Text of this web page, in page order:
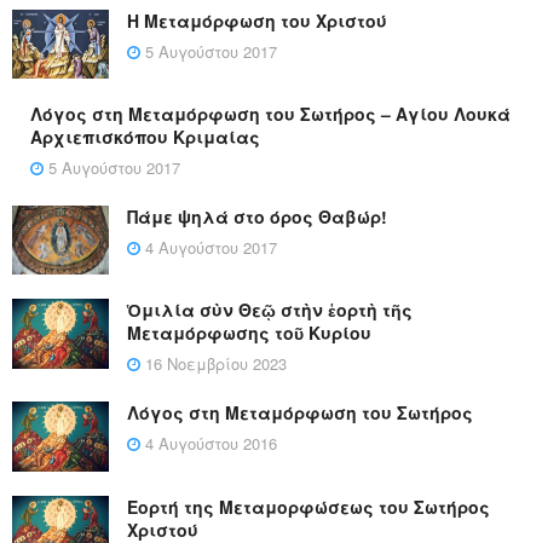
Η Μεταμόρφωση του Χριστού
5 Αυγούστου 2017
Λόγος στη Μεταμόρφωση του Σωτήρος – Αγίου Λουκά
Αρχιεπισκόπου Κριμαίας
5 Αυγούστου 2017
Πάμε ψηλά στο όρος Θαβώρ!
4 Αυγούστου 2017
Ὁμιλία σὺν Θεῷ στὴν ἑορτὴ τῆς
Μεταμόρφωσης τοῦ Κυρίου
16 Νοεμβρίου 2023
Λόγος στη Μεταμόρφωση του Σωτήρος
4 Αυγούστου 2016
Εορτή της Μεταμορφώσεως του Σωτήρος
Χριστού